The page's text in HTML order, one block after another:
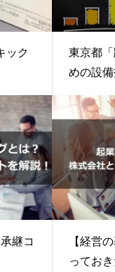
ック
東京都
めの設
継コ
【経営
ってお